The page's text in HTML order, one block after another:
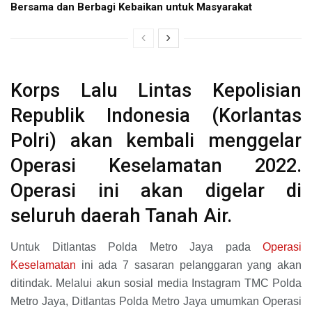
Bersama dan Berbagi Kebaikan untuk Masyarakat
Korps Lalu Lintas Kepolisian
Republik Indonesia (Korlantas
Polri) akan kembali menggelar
Operasi Keselamatan 2022.
Operasi ini akan digelar di
seluruh daerah Tanah Air.
Untuk Ditlantas Polda Metro Jaya pada Operasi
Keselamatan ini ada 7 sasaran pelanggaran yang akan
ditindak. Melalui akun sosial media Instagram TMC Polda
Metro Jaya, Ditlantas Polda Metro Jaya umumkan Operasi